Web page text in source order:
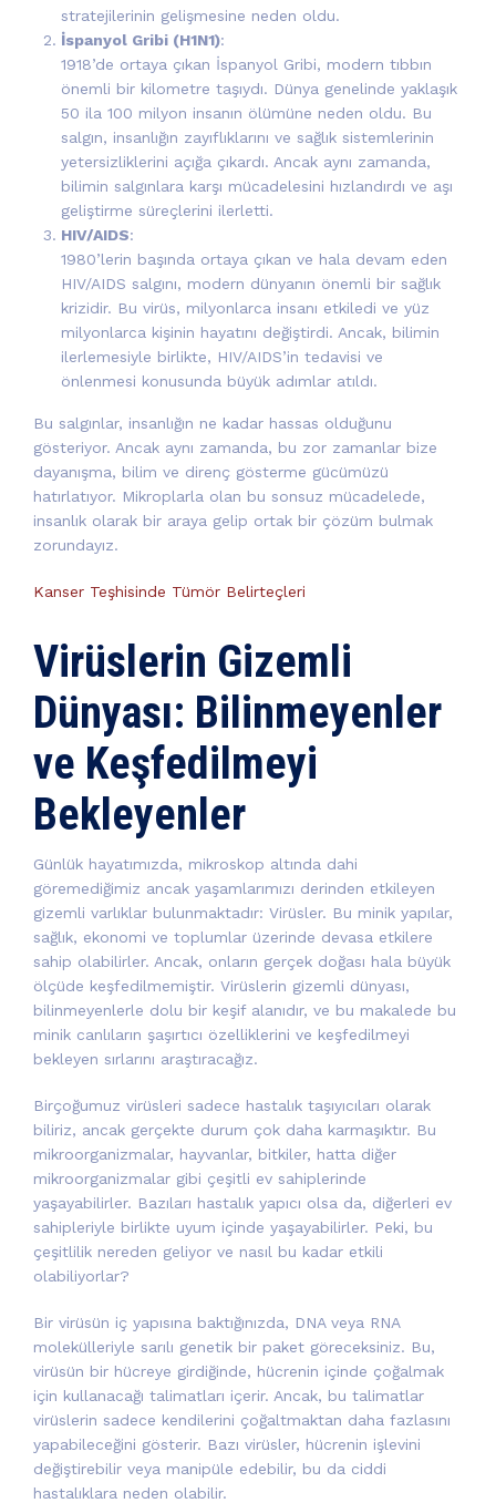
stratejilerinin gelişmesine neden oldu.
İspanyol Gribi (H1N1):
1918’de ortaya çıkan İspanyol Gribi, modern tıbbın
önemli bir kilometre taşıydı. Dünya genelinde yaklaşık
50 ila 100 milyon insanın ölümüne neden oldu. Bu
salgın, insanlığın zayıflıklarını ve sağlık sistemlerinin
yetersizliklerini açığa çıkardı. Ancak aynı zamanda,
bilimin salgınlara karşı mücadelesini hızlandırdı ve aşı
geliştirme süreçlerini ilerletti.
HIV/AIDS:
1980’lerin başında ortaya çıkan ve hala devam eden
HIV/AIDS salgını, modern dünyanın önemli bir sağlık
krizidir. Bu virüs, milyonlarca insanı etkiledi ve yüz
milyonlarca kişinin hayatını değiştirdi. Ancak, bilimin
ilerlemesiyle birlikte, HIV/AIDS’in tedavisi ve
önlenmesi konusunda büyük adımlar atıldı.
Bu salgınlar, insanlığın ne kadar hassas olduğunu
gösteriyor. Ancak aynı zamanda, bu zor zamanlar bize
dayanışma, bilim ve direnç gösterme gücümüzü
hatırlatıyor. Mikroplarla olan bu sonsuz mücadelede,
insanlık olarak bir araya gelip ortak bir çözüm bulmak
zorundayız.
Kanser Teşhisinde Tümör Belirteçleri
Virüslerin Gizemli
Dünyası: Bilinmeyenler
ve Keşfedilmeyi
Bekleyenler
Günlük hayatımızda, mikroskop altında dahi
göremediğimiz ancak yaşamlarımızı derinden etkileyen
gizemli varlıklar bulunmaktadır: Virüsler. Bu minik yapılar,
sağlık, ekonomi ve toplumlar üzerinde devasa etkilere
sahip olabilirler. Ancak, onların gerçek doğası hala büyük
ölçüde keşfedilmemiştir. Virüslerin gizemli dünyası,
bilinmeyenlerle dolu bir keşif alanıdır, ve bu makalede bu
minik canlıların şaşırtıcı özelliklerini ve keşfedilmeyi
bekleyen sırlarını araştıracağız.
Birçoğumuz virüsleri sadece hastalık taşıyıcıları olarak
biliriz, ancak gerçekte durum çok daha karmaşıktır. Bu
mikroorganizmalar, hayvanlar, bitkiler, hatta diğer
mikroorganizmalar gibi çeşitli ev sahiplerinde
yaşayabilirler. Bazıları hastalık yapıcı olsa da, diğerleri ev
sahipleriyle birlikte uyum içinde yaşayabilirler. Peki, bu
çeşitlilik nereden geliyor ve nasıl bu kadar etkili
olabiliyorlar?
Bir virüsün iç yapısına baktığınızda, DNA veya RNA
molekülleriyle sarılı genetik bir paket göreceksiniz. Bu,
virüsün bir hücreye girdiğinde, hücrenin içinde çoğalmak
için kullanacağı talimatları içerir. Ancak, bu talimatlar
virüslerin sadece kendilerini çoğaltmaktan daha fazlasını
yapabileceğini gösterir. Bazı virüsler, hücrenin işlevini
değiştirebilir veya manipüle edebilir, bu da ciddi
hastalıklara neden olabilir.